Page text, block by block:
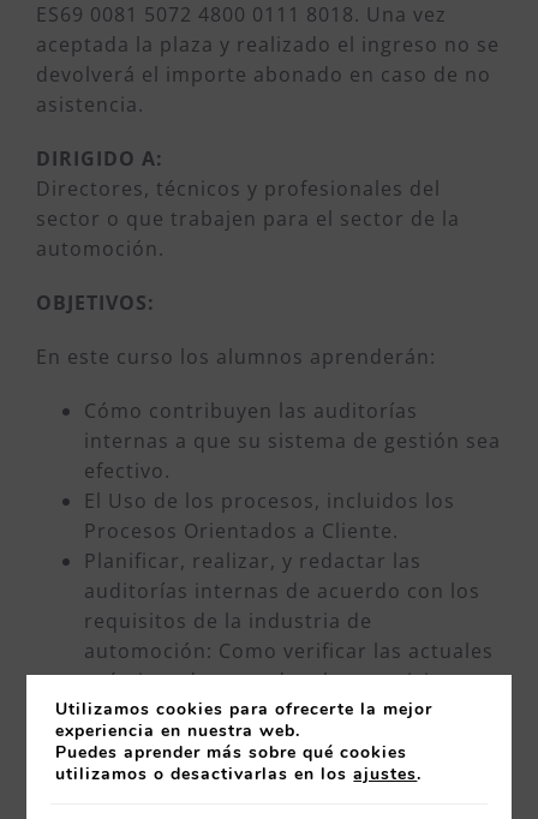
ES69 0081 5072 4800 0111 8018. Una vez
aceptada la plaza y realizado el ingreso no se
devolverá el importe abonado en caso de no
asistencia.
DIRIGIDO A:
Directores, técnicos y profesionales del
sector o que trabajen para el sector de la
automoción.
OBJETIVOS:
En este curso los alumnos aprenderán:
Cómo contribuyen las auditorías
internas a que su sistema de gestión sea
efectivo.
El Uso de los procesos, incluidos los
Procesos Orientados a Cliente.
Planificar, realizar, y redactar las
auditorías internas de acuerdo con los
requisitos de la industria de
automoción: Como verificar las actuales
prácticas de acuerdo a los requisitos
definidos, incluyendo los requisitos
específicos de cliente.
Usar las herramientas asociadas que
Utilizamos cookies para ofrecerte la mejor
experiencia en nuestra web.
Puedes aprender más sobre qué cookies
utilizamos o desactivarlas en losajustes.